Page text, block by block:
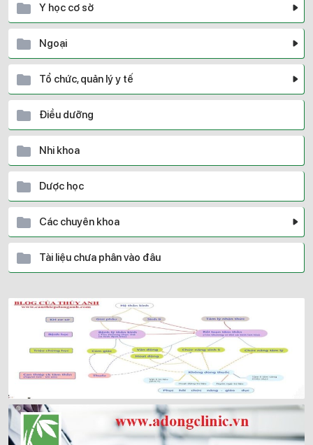
Y học cơ sở
Ngoại
Tổ chức, quản lý y tế
Điều dưỡng
Nhi khoa
Dược học
Các chuyên khoa
Tài liệu chưa phân vào đâu